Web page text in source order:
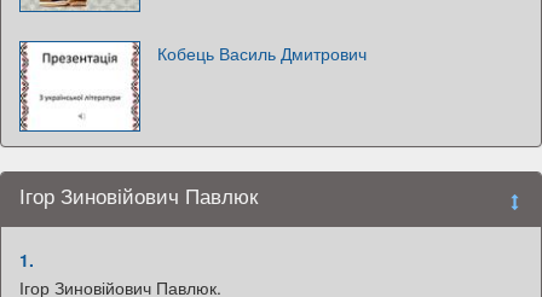
Кобець Василь Дмитрович
Ігор Зиновійович Павлюк
1.
Ігор Зиновійович Павлюк.